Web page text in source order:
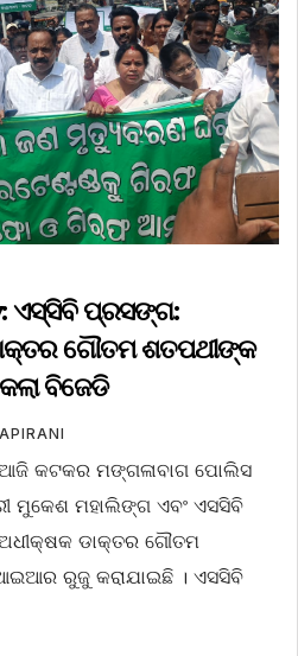
ଏସ୍‌ସିବି ପ୍ରସଙ୍ଗ:
ଗୌତମ ଶତପଥୀଙ୍କ
ବିଜେଡି
କଟକର ମଙ୍ଗଳାବାଗ ପୋଲିସ
ମୁକେଶ ମହାଲିଙ୍ଗ ଏବଂ ଏସସିବି
ଡାକ୍ତର ଗୌତମ
ରୁଜୁ କରାଯାଇଛି । ଏସସିବି